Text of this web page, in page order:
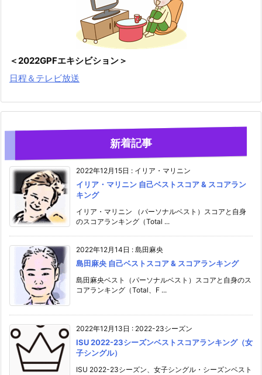
＜2022GPFエキシビション＞
日程＆テレビ放送
新着記事
2022年12月15日 : イリア・マリニン
イリア・マリニン 自己ベストスコア & スコアラン
キング
イリア・マリニン （パーソナルベスト）スコアと自身
のスコアランキング（Total ...
2022年12月14日 : 島田麻央
島田麻央 自己ベストスコア & スコアランキング
島田麻央ベスト（パーソナルベスト）スコアと自身のス
コアランキング（Total、F ...
2022年12月13日 : 2022-23シーズン
ISU 2022-23シーズンベストスコアランキング（女
子シングル）
ISU 2022-23シーズン、女子シングル・シーズンベスト